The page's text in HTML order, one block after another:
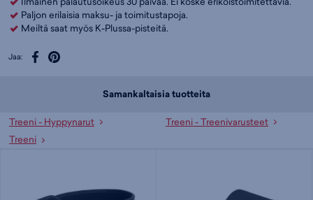
Paljon erilaisia maksu- ja toimitustapoja.
Meiltä saat myös K-Plussa-pisteitä.
Jaa:
Samankaltaisia tuotteita
Treeni - Hyppynarut
Treeni - Treenivarusteet
Treeni